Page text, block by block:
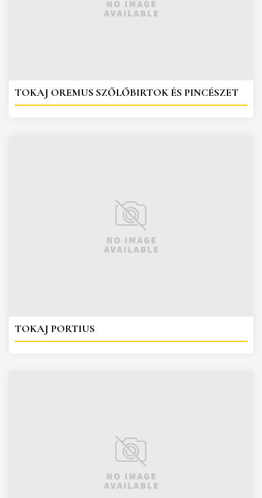
TOKAJ OREMUS SZŐLŐBIRTOK ÉS PINCÉSZET
TOKAJ PORTIUS